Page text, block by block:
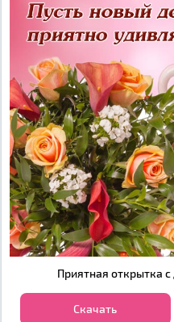
Приятная открытка
Скачать